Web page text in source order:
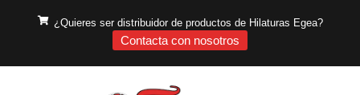
¿Quieres ser distribuidor de productos de Hilaturas Egea?
Contacta con nosotros